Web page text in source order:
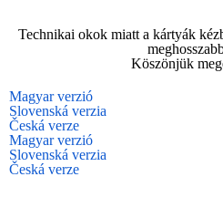
contentTechnikai okok miatt a kártyák
Köszönjük
Magyar verzió
Slovenská verzia
Česká verze
Magyar verzió
Slovenská verzia
Česká verze